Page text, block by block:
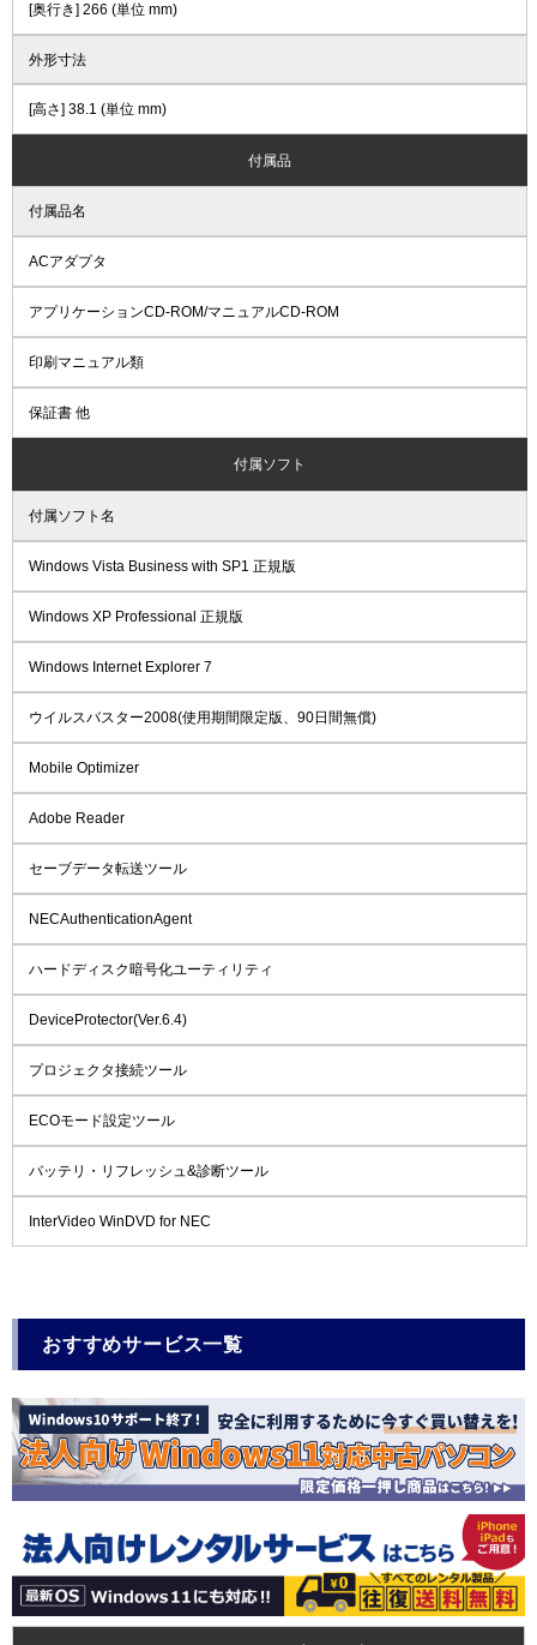
[奥行き] 266 (単位 mm)
外形寸法
[高さ] 38.1 (単位 mm)
付属品
付属品名
ACアダプタ
アプリケーションCD-ROM/マニュアルCD-ROM
印刷マニュアル類
保証書 他
付属ソフト
付属ソフト名
Windows Vista Business with SP1 正規版
Windows XP Professional 正規版
Windows Internet Explorer 7
ウイルスバスター2008(使用期間限定版、90日間無償)
Mobile Optimizer
Adobe Reader
セーブデータ転送ツール
NECAuthenticationAgent
ハードディスク暗号化ユーティリティ
DeviceProtector(Ver.6.4)
プロジェクタ接続ツール
ECOモード設定ツール
バッテリ・リフレッシュ&診断ツール
InterVideo WinDVD for NEC
おすすめサービス一覧